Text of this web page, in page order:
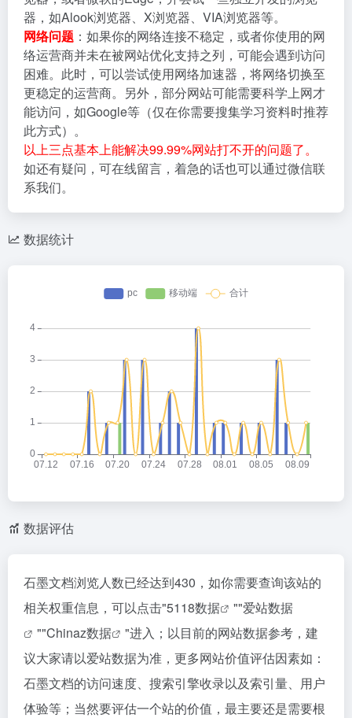
器，如Alook浏览器、X浏览器、VIA浏览器等。
网络问题 ：如果你的网络连接不稳定，或者你使用的网
络运营商并未在被网站优化支持之列，可能会遇到访问
困难。此时，可以尝试使用网络加速器，将网络切换至
更稳定的运营商。另外，部分网站可能需要科学上网才
能访问，如Google等（仅在你需要搜集学习资料时推荐
此方式）。
以上三点基本上能解决99.99%网站打不开的问题了。
如还有疑问，可在线留言，着急的话也可以通过微信联
系我们。
数据统计
数据评估
石墨文档浏览人数已经达到430，如你需要查询该站的
相关权重信息，可以点击"5118数据 ""爱站数据
""Chinaz数据
"进入；以目前的网站数据参考，建
议大家请以爱站数据为准，更多网站价值评估因素如：
石墨文档的访问速度、搜索引擎收录以及索引量、用户
体验等；当然要评估一个站的价值，最主要还是需要根